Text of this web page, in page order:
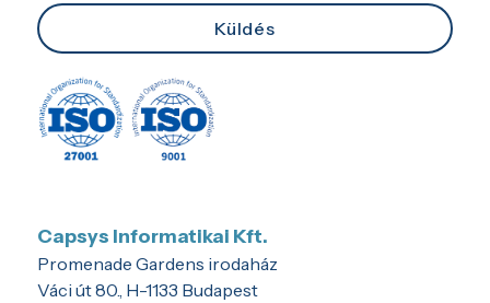
Küldés
Capsys Informatikai Kft.
Promenade Gardens irodaház
Váci út 80., H-1133 Budapest